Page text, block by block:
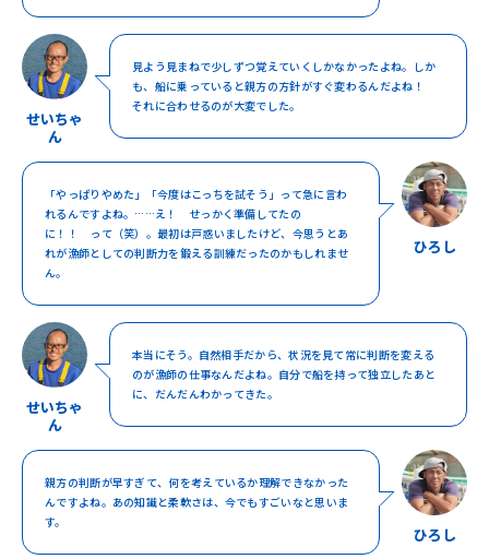
せいちゃ
ん
見よう見まねで少しずつ覚えていくしかなかったよね。しか
も、船に乗っていると親方の方針がすぐ変わるんだよね！
それに合わせるのが大変でした。
ひろし
「やっぱりやめた」「今度はこっちを試そう」って急に言わ
れるんですよね。……え！ せっかく準備してたの
に！！ って（笑）。最初は戸惑いましたけど、今思うとあ
れが漁師としての判断力を鍛える訓練だったのかもしれませ
ん。
せいちゃ
ん
本当にそう。自然相手だから、状況を見て常に判断を変える
のが漁師の仕事なんだよね。自分で船を持って独立したあと
に、だんだんわかってきた。
ひろし
親方の判断が早すぎて、何を考えているか理解できなかった
んですよね。あの知識と柔軟さは、今でもすごいなと思いま
す。